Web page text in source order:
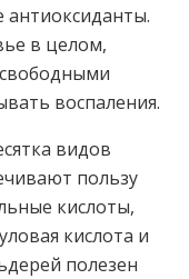
в целом,
воспаления.
видов
пользу
кислоты,
кислота и
полезен